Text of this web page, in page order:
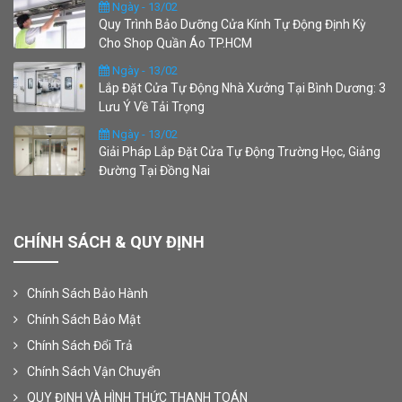
Ngày - 13/02
Quy Trình Bảo Dưỡng Cửa Kính Tự Động Định Kỳ
Cho Shop Quần Áo TP.HCM
Ngày - 13/02
Lắp Đặt Cửa Tự Động Nhà Xưởng Tại Bình Dương: 3
Lưu Ý Về Tải Trọng
Ngày - 13/02
Giải Pháp Lắp Đặt Cửa Tự Động Trường Học, Giảng
Đường Tại Đồng Nai
CHÍNH SÁCH & QUY ĐỊNH
Chính Sách Bảo Hành
Chính Sách Bảo Mật
Chính Sách Đổi Trả
Chính Sách Vận Chuyển
QUY ĐỊNH VÀ HÌNH THỨC THANH TOÁN